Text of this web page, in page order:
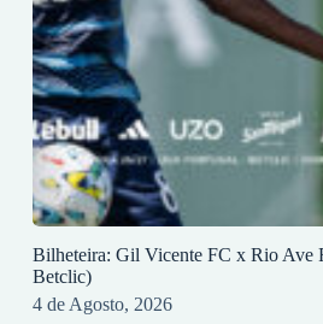
Bilheteira: Gil Vicente FC x Rio Ave
Betclic)
4 de Agosto, 2026